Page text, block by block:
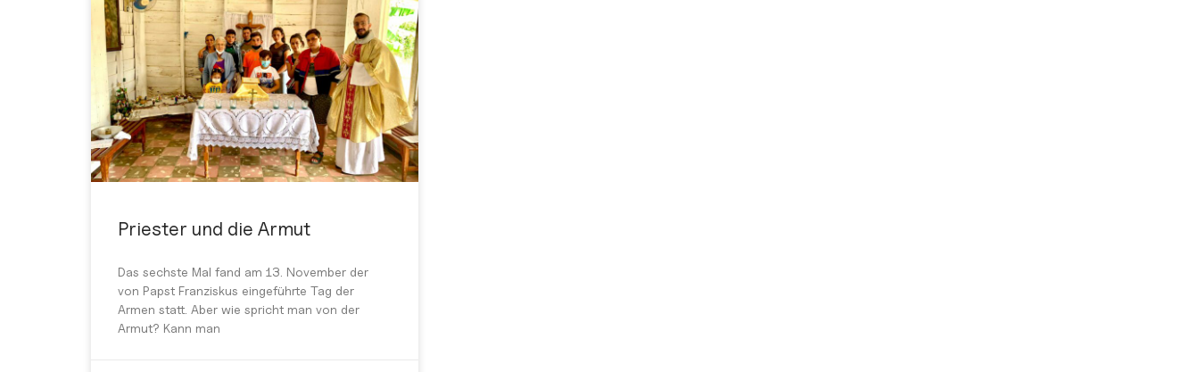
Priester und die Armut
Das sechste Mal fand am 13. November der
von Papst Franziskus eingeführte Tag der
Armen statt. Aber wie spricht man von der
Armut? Kann man